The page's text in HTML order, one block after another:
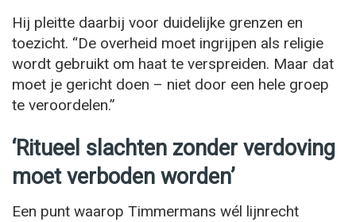
Hij pleitte daarbij voor duidelijke grenzen en
toezicht. “De overheid moet ingrijpen als religie
wordt gebruikt om haat te verspreiden. Maar dat
moet je gericht doen – niet door een hele groep
te veroordelen.”
‘Ritueel slachten zonder verdoving
moet verboden worden’
Een punt waarop Timmermans wél lijnrecht